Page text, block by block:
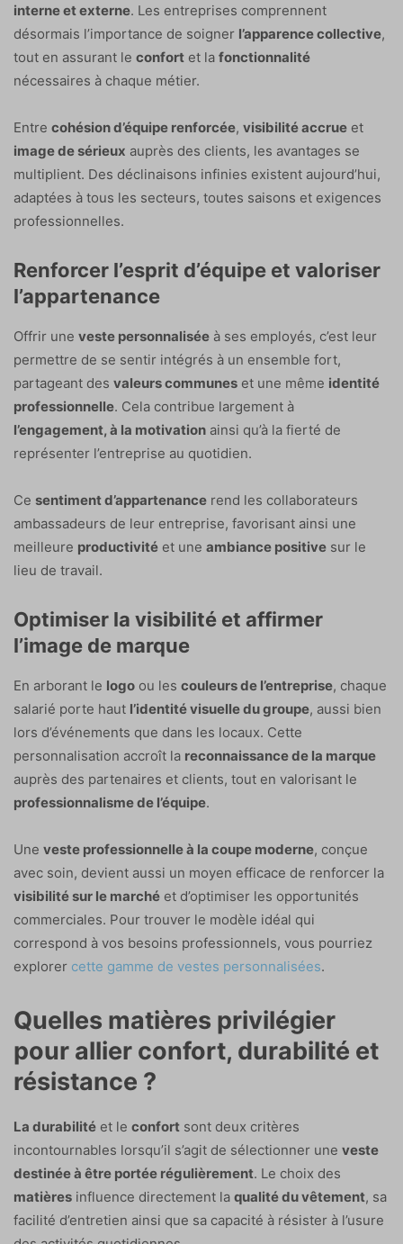
interne et externe. Les entreprises comprennent
désormais l’importance de soigner l’apparence collective,
tout en assurant le confort et la fonctionnalité
nécessaires à chaque métier.
Entre cohésion d’équipe renforcée, visibilité accrue et
image de sérieux auprès des clients, les avantages se
multiplient. Des déclinaisons infinies existent aujourd’hui,
adaptées à tous les secteurs, toutes saisons et exigences
professionnelles.
Renforcer l’esprit d’équipe et valoriser
l’appartenance
Offrir une veste personnalisée à ses employés, c’est leur
permettre de se sentir intégrés à un ensemble fort,
partageant des valeurs communes et une même identité
professionnelle. Cela contribue largement à
l’engagement, à la motivation ainsi qu’à la fierté de
représenter l’entreprise au quotidien.
Ce sentiment d’appartenance rend les collaborateurs
ambassadeurs de leur entreprise, favorisant ainsi une
meilleure productivité et une ambiance positive sur le
lieu de travail.
Optimiser la visibilité et affirmer
l’image de marque
En arborant le logo ou les couleurs de l’entreprise, chaque
salarié porte haut l’identité visuelle du groupe, aussi bien
lors d’événements que dans les locaux. Cette
personnalisation accroît la reconnaissance de la marque
auprès des partenaires et clients, tout en valorisant le
professionnalisme de l’équipe.
Une veste professionnelle à la coupe moderne, conçue
avec soin, devient aussi un moyen efficace de renforcer la
visibilité sur le marché et d’optimiser les opportunités
commerciales. Pour trouver le modèle idéal qui
correspond à vos besoins professionnels, vous pourriez
explorer cette gamme de vestes personnalisées.
Quelles matières privilégier
pour allier confort, durabilité et
résistance ?
La durabilité et le confort sont deux critères
incontournables lorsqu’il s’agit de sélectionner une veste
destinée à être portée régulièrement. Le choix des
matières influence directement la qualité du vêtement, sa
facilité d’entretien ainsi que sa capacité à résister à l’usure